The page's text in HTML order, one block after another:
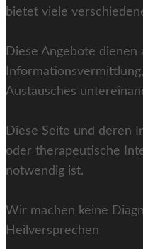
bietet viele
Diese Angebote dienen
Austausches
Diese Seite und deren
oder therapeutische
notwendig ist.
Wir machen keine
Heilversprechen